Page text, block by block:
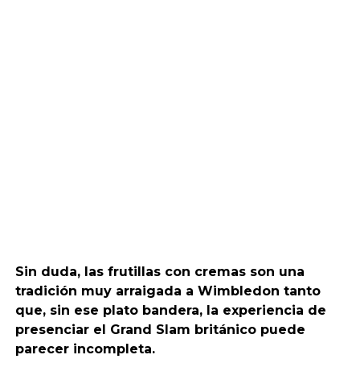
Sin duda, las frutillas con cremas son una
tradición muy arraigada a Wimbledon tanto
que, sin ese plato bandera, la experiencia de
presenciar el Grand Slam británico puede
parecer incompleta.